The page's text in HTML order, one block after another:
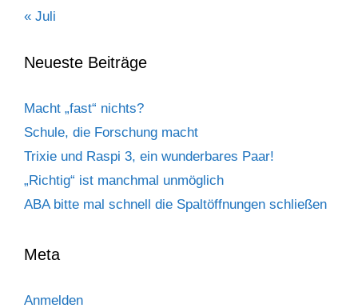
« Juli
Neueste Beiträge
Macht „fast“ nichts?
Schule, die Forschung macht
Trixie und Raspi 3, ein wunderbares Paar!
„Richtig“ ist manchmal unmöglich
ABA bitte mal schnell die Spaltöffnungen schließen
Meta
Anmelden